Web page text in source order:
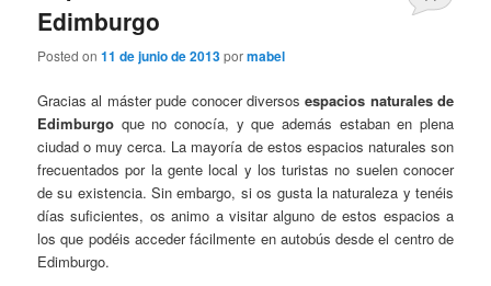
Edimburgo
Posted on11 de junio de 2013pormabel
Gracias al máster pude conocer diversosespacios naturales de
Edimburgo que no conocía, y que además estaban en plena
ciudad o muy cerca. La mayoría de estos espacios naturales son
frecuentados por la gente local y los turistas no suelen conocer
de su existencia. Sin embargo, si os gusta la naturaleza y tenéis
días suficientes, os animo a visitar alguno de estos espacios a
los que podéis acceder fácilmente en autobús desde el centro de
Edimburgo.